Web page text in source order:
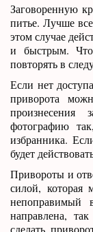
Заговоренную
питье. Лучше
этом случае
и быстрым.
повторять в
Если нет
приворота
фотографию
избранника.
будет
Привороты и
силой, которая
непоправимый
направлена,
сделать